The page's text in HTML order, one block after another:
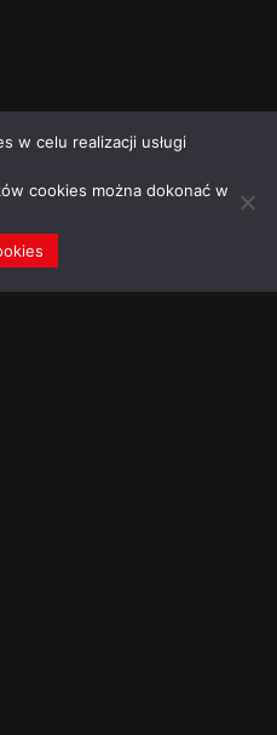
w celu realizacji usługi
cookies można dokonać w